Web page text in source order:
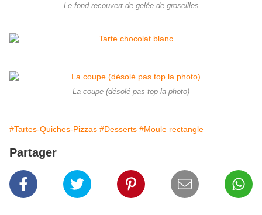
Le fond recouvert de gelée de groseilles
La coupe (désolé pas top la photo)
#Tartes-Quiches-Pizzas #Desserts #Moule rectangle
Partager